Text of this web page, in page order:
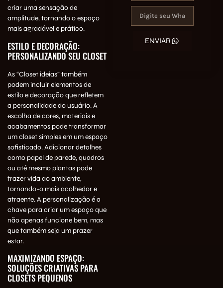
criar uma sensação de
amplitude, tornando o espaço
mais agradável e prático.
ESTILO E DECORAÇÃO:
PERSONALIZANDO SEU CLOSET
As “Closet ideias” também
podem incluir elementos de
estilo e decoração que refletem
a personalidade do usuário. A
escolha de cores, materiais e
acabamentos pode transformar
um closet simples em um espaço
sofisticado. Adicionar detalhes
como papel de parede, quadros
ou até mesmo plantas pode
trazer vida ao ambiente,
tornando-o mais acolhedor e
atraente. A personalização é a
chave para criar um espaço que
não apenas funcione bem, mas
que também seja um prazer
estar.
MAXIMIZANDO ESPAÇO:
SOLUÇÕES CRIATIVAS PARA
CLOSETS PEQUENOS
ENVIAR